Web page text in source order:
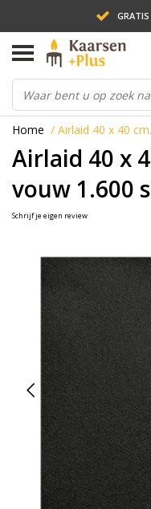
Home / Airlaid 40 x 40
Airlaid 40 x
vouw 1.600
Schrijf je eigen review